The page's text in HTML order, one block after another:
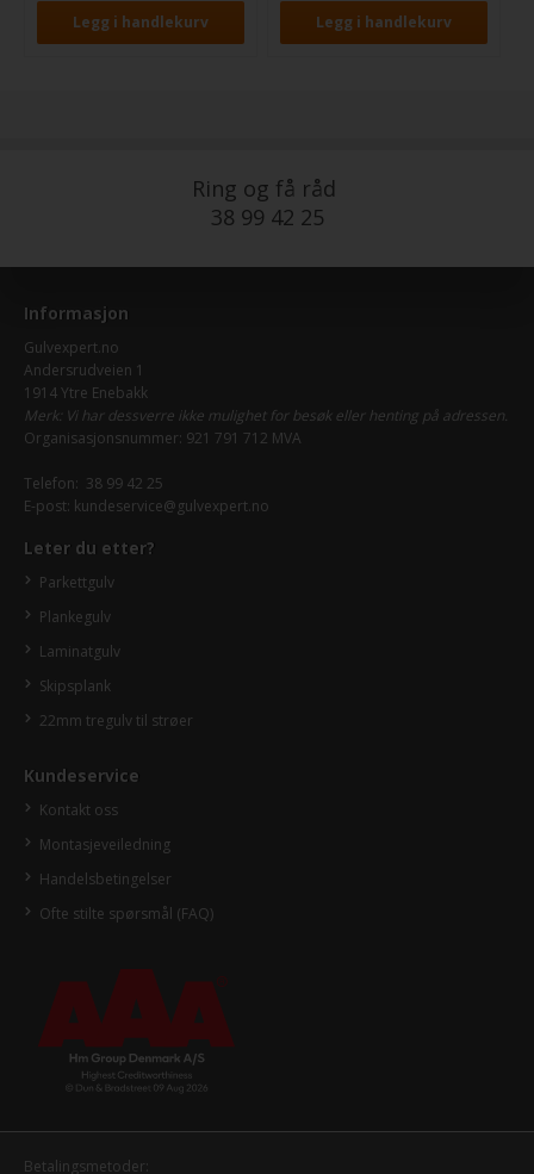
Ring og få råd
38 99 42 25
Informasjon
Gulvexpert.no
Andersrudveien 1
1914 Ytre Enebakk
Merk: Vi har dessverre ikke mulighet for besøk eller henting på adressen.
Organisasjonsnummer: 921 791 712 MVA
Telefon: 38 99 42 25
E-post: kundeservice@gulvexpert.no
Leter du etter?
Parkettgulv
Plankegulv
Laminatgulv
Skipsplank
22mm tregulv til strøer
Kundeservice
Kontakt oss
Montasjeveiledning
Handelsbetingelser
Ofte stilte spørsmål (FAQ)
Betalingsmetoder: